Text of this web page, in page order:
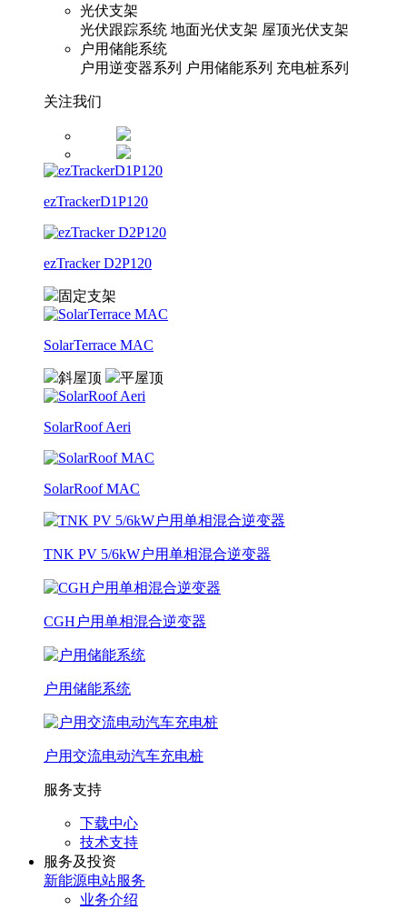
光伏支架
光伏跟踪系统 地面光伏支架 屋顶光伏支架
户用储能系统
户用逆变器系列
户用储能系列 充电桩系列
关注我们
ezTrackerD1P120
ezTracker D2P120
固定支架
SolarTerrace MAC
斜屋顶 平屋顶
SolarRoof Aeri
SolarRoof MAC
TNK PV 5/6kW户用单相混合逆变器
CGH户用单相混合逆变器
户用储能系统
户用交流电动汽车充电桩
服务支持
下载中心
技术支持
服务及投资
新能源电站服务
业务介绍